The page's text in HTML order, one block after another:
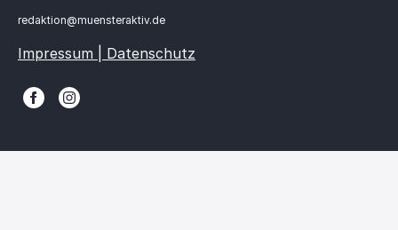
redaktion@muensteraktiv.de
Impressum | Datenschutz